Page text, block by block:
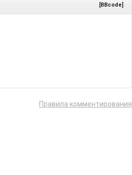
[BBcode]
Правила комментирования